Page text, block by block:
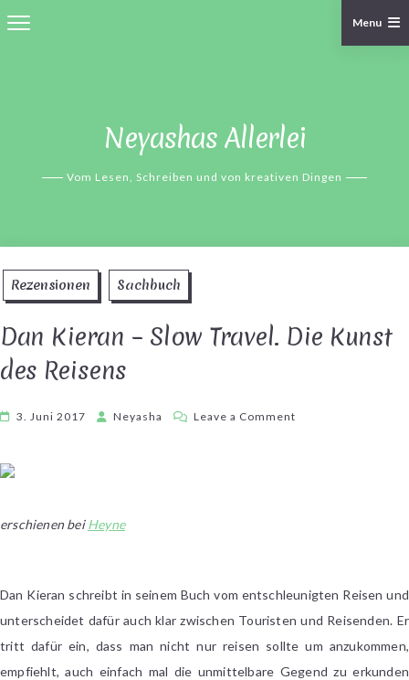
Neyashas Allerlei
Vom Lesen, Schreiben und von kreativen Dingen
Menu
Rezensionen Sachbuch
Dan Kieran – Slow Travel. Die Kunst
des Reisens
3. Juni 2017 Neyasha Leave a Comment
des
erschienen beiHeyne
Dan Kieran schreibt in seinem Buch vom entschleunigten Reisen und
unterscheidet dafür auch klar zwischen Touristen und Reisenden. Er
tritt dafür ein, dass man nicht nur reisen sollte um anzukommen,
empfiehlt, auch einfach mal die unmittelbare Gegend zu erkunden